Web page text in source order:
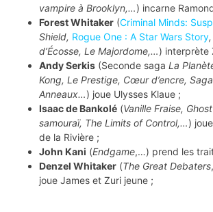
vampire à Brooklyn,…) incarne
Forest Whitaker (Criminal Minds:
Shield, Rogue One : A Star Wars Story
d’Écosse, Le Majordome,…) interprète
Andy Serkis (Seconde saga La
Kong, Le Prestige, Cœur d’encre,
Anneaux…) joue Ulysses Klaue ;
Isaac de Bankolé (Vanille Fraise,
samouraï, The Limits of Control,…)
de la Rivière ;
John Kani (Endgame,…) prend les
Denzel Whitaker (The Great Debaters,
joue James et Zuri jeune ;